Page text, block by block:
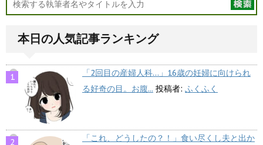
本日の人気記事ランキング
「2回目の産婦人科…」16歳の妊婦に向けられ
る好奇の目。お腹... 投稿者: ふくふく
「これ、どうしたの？！」食い尽くし夫と出か